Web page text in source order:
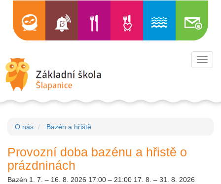
O nás Bazén a hřiště
Provozní doba bazénu a hřistě o
prázdninách
Bazén 1. 7. – 16. 8. 2026 17:00 – 21:00 17. 8. – 31. 8. 2026